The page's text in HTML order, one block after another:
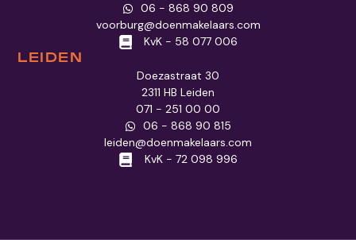
06 - 868 90 809
voorburg@doenmakelaars.com
KvK - 58 077 006
LEIDEN
Doezastraat 30
2311 HB Leiden
071 - 251 00 00
06 - 868 90 815
leiden@doenmakelaars.com
KvK - 72 098 996